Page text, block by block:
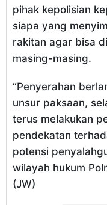
pihak kepolisian
siapa yang
rakitan agar bisa
masing-masing.
“Penyerahan
unsur paksaan,
terus melakukan
pendekatan
potensi
wilayah hukum
(JW)